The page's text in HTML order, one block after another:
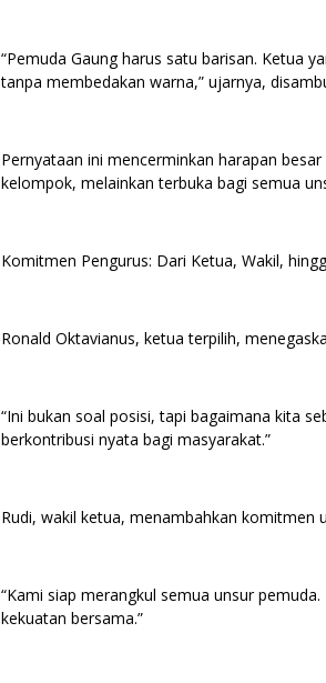
“Pemuda Gaung harus satu barisan. Ketua
tanpa membedakan warna,” ujarnya,
Pernyataan ini mencerminkan harapan
kelompok, melainkan terbuka bagi semua
Komitmen Pengurus: Dari Ketua, Wakil,
Ronald Oktavianus, ketua terpilih,
“Ini bukan soal posisi, tapi bagaimana kita
berkontribusi nyata bagi masyarakat.”
Rudi, wakil ketua, menambahkan komitmen
“Kami siap merangkul semua unsur
kekuatan bersama.”